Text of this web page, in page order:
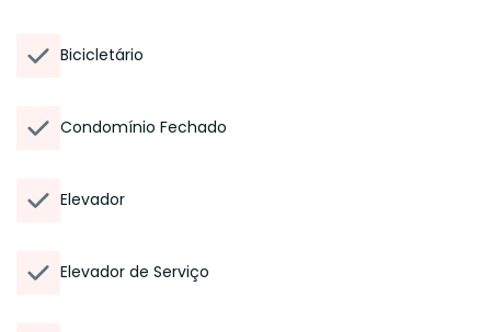
Bicicletário
Condomínio Fechado
Elevador
Elevador de Serviço